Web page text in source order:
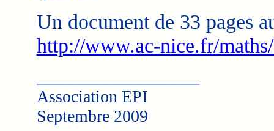
Un document de 33 pages
http://www.ac-nice.fr/
Association EPI
Septembre 2009